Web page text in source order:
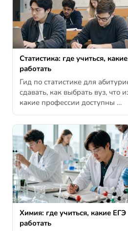
Статистика: где учиться,
работать
Гид по статистике для
сдавать, как выбрать вуз, что
какие профессии доступны …
Химия: где учиться, какие
работать